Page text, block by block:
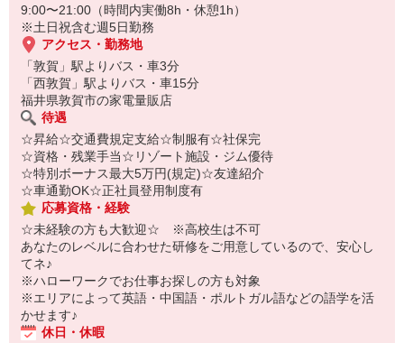
9:00〜21:00（時間内実働8h・休憩1h）
※土日祝含む週5日勤務
アクセス・勤務地
「敦賀」駅よりバス・車3分
「西敦賀」駅よりバス・車15分
福井県敦賀市の家電量販店
待遇
☆昇給☆交通費規定支給☆制服有☆社保完
☆資格・残業手当☆リゾート施設・ジム優待
☆特別ボーナス最大5万円(規定)☆友達紹介
☆車通勤OK☆正社員登用制度有
応募資格・経験
☆未経験の方も大歓迎☆ ※高校生は不可
あなたのレベルに合わせた研修をご用意しているので、安心し
てネ♪
※ハローワークでお仕事お探しの方も対象
※エリアによって英語・中国語・ポルトガル語などの語学を活
かせます♪
休日・休暇